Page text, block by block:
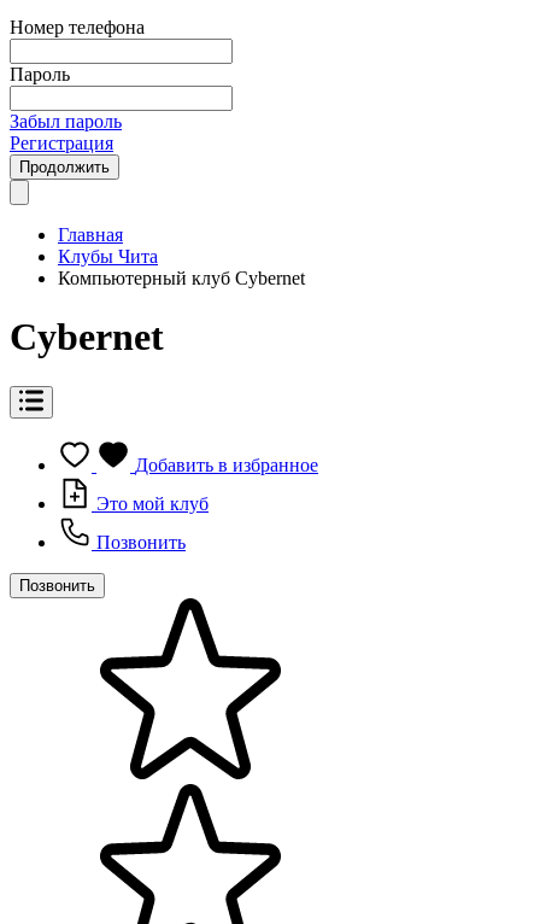
Номер телефона
Пароль
Забыл пароль
Регистрация
Продолжить
Главная
Клубы Чита
Компьютерный клуб Cybernet
Cybernet
Добавить в избранное
Это мой клуб
Позвонить
Позвонить